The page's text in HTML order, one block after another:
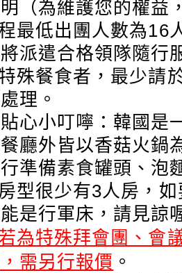
（為維護您的權益
最低出團人數為16
派遣合格領隊隨行
殊餐食者，最少請
理。
心小叮嚀：韓國是
廳外皆以香菇火鍋
準備素食罐頭、泡
型很少有3人房，
是行軍床，請見諒
為特殊拜會團、會
需另行報價 。